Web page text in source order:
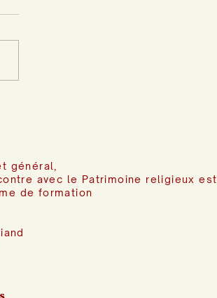
général,
avec le Patrimoine religieux est
de formation